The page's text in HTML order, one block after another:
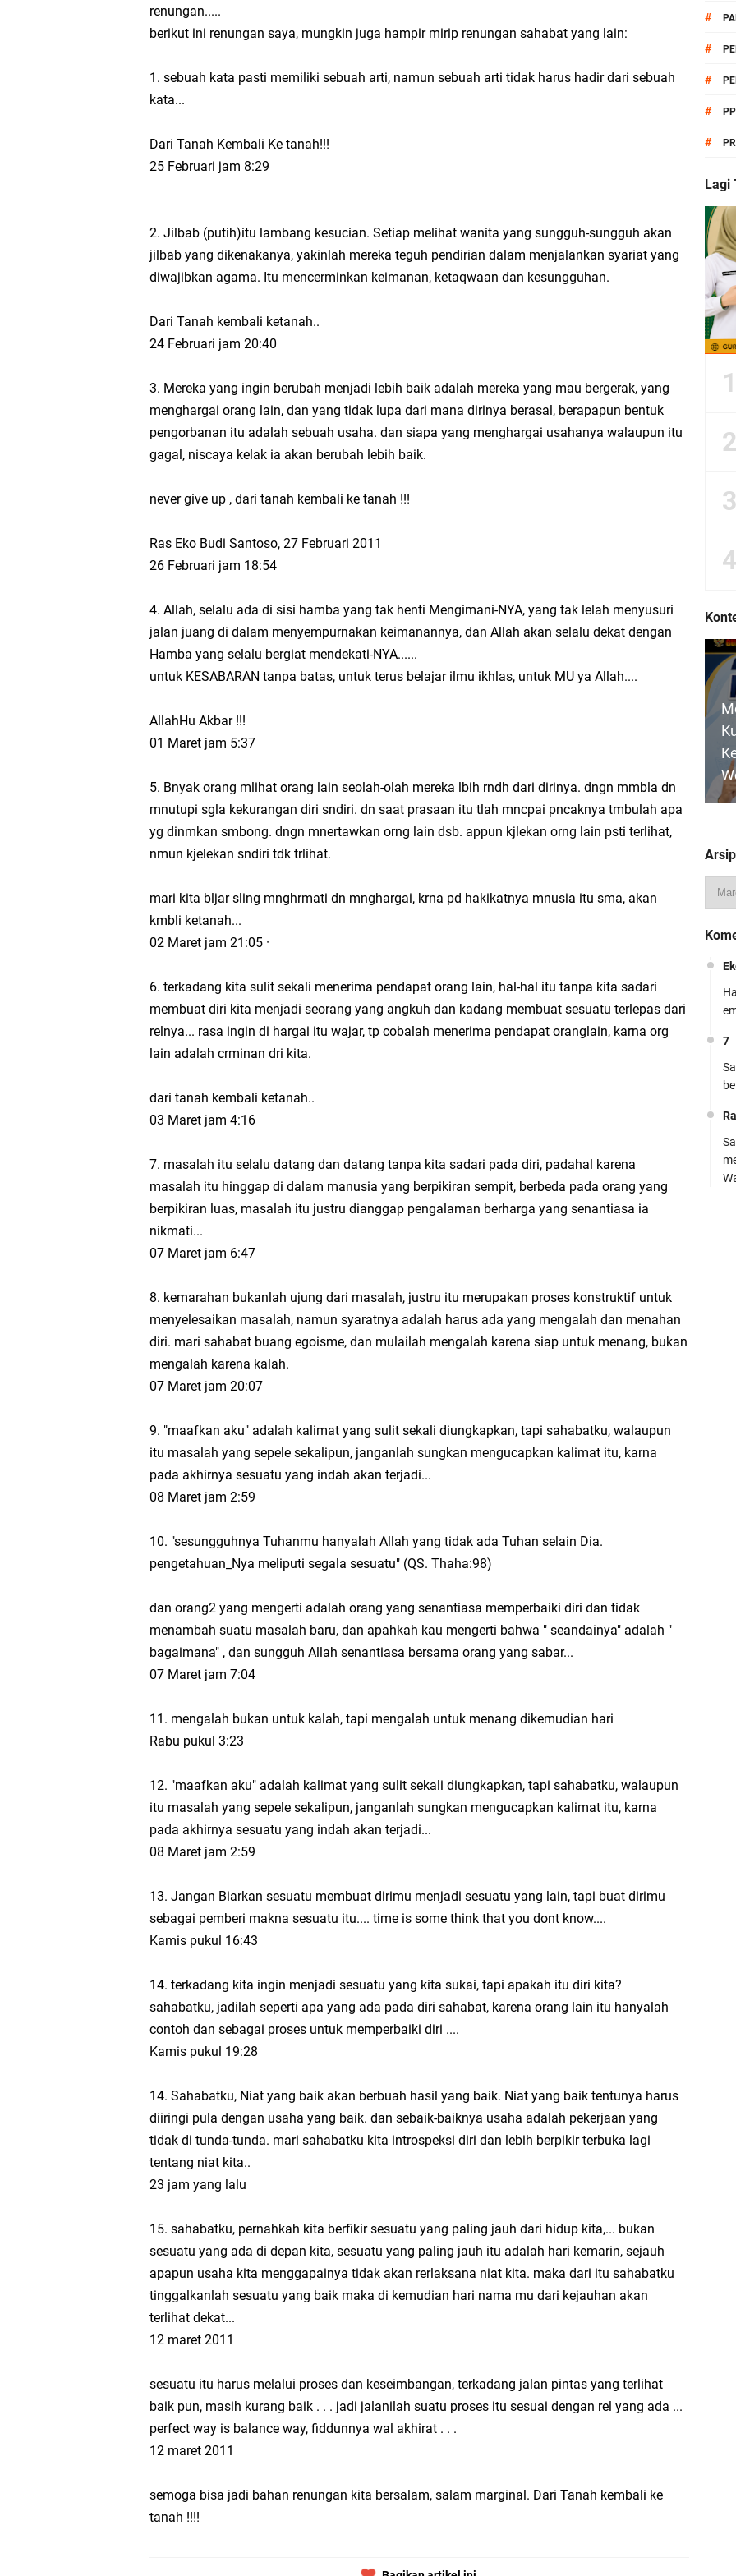
Modul Kokurikuler Kurikulum Berbasis Cinta (KBC) MTs Lengkap Kelas 7, 8, dan 9 | Siap Pakai Tahun
MTsN 2 Lampung Utara Mulai Seleksi PMB Jalur Prestasi TP 2026/2027
Plt Kasi Penmad dan Kepala Madrasah Lepas Keberangkatan Delegasi MTs 2 Lampung Utara
Nasional KoSSMI 2026
Tugas Materi Tantangan dan Upaya Pemenuhan Hak dan Kewajiban Warga Negara
Berantas Ekstremisme Demi Hak Aman Warga Negara
Hak dan Kewajiban Warga Negara dalam UUD NRI Tahun 1945
Hak dan Kewajiban Warga Negara dalam UUD NRI 1945
Demokrasi, Pemenuhan Hak, dan Ketidakadilan: Suara Pelajar untuk Negeri
Modul Ajar SKI MTs Kelas 7 Kurikulum Berbasis Cinta (KBC) Lengkap Siap Pakai
renungan.....
berikut ini renungan saya, mungkin juga hampir mirip renungan sahabat yang lain:
1. sebuah kata pasti memiliki sebuah arti, namun sebuah arti tidak harus hadir dari sebuah
kata...
Dari Tanah Kembali Ke tanah!!!
25 Februari jam 8:29
2. Jilbab (putih)itu lambang kesucian. Setiap melihat wanita yang sungguh-sungguh akan
jilbab yang dikenakanya, yakinlah mereka teguh pendirian dalam menjalankan syariat yang
diwajibkan agama. Itu mencerminkan keimanan, ketaqwaan dan kesungguhan.
Dari Tanah kembali ketanah..
24 Februari jam 20:40
3. Mereka yang ingin berubah menjadi lebih baik adalah mereka yang mau bergerak, yang
menghargai orang lain, dan yang tidak lupa dari mana dirinya berasal, berapapun bentuk
pengorbanan itu adalah sebuah usaha. dan siapa yang menghargai usahanya walaupun itu
gagal, niscaya kelak ia akan berubah lebih baik.
never give up , dari tanah kembali ke tanah !!!
Ras Eko Budi Santoso, 27 Februari 2011
26 Februari jam 18:54
4. Allah, selalu ada di sisi hamba yang tak henti Mengimani-NYA, yang tak lelah menyusuri
jalan juang di dalam menyempurnakan keimanannya, dan Allah akan selalu dekat dengan
Hamba yang selalu bergiat mendekati-NYA......
untuk KESABARAN tanpa batas, untuk terus belajar ilmu ikhlas, untuk MU ya Allah....
AllahHu Akbar !!!
01 Maret jam 5:37
5. Bnyak orang mlihat orang lain seolah-olah mereka lbih rndh dari dirinya. dngn mmbla dn
mnutupi sgla kekurangan diri sndiri. dn saat prasaan itu tlah mncpai pncaknya tmbulah apa
yg dinmkan smbong. dngn mnertawkan orng lain dsb. appun kjlekan orng lain psti terlihat,
nmun kjelekan sndiri tdk trlihat.
mari kita bljar sling mnghrmati dn mnghargai, krna pd hakikatnya mnusia itu sma, akan
kmbli ketanah...
02 Maret jam 21:05 ·
6. terkadang kita sulit sekali menerima pendapat orang lain, hal-hal itu tanpa kita sadari
membuat diri kita menjadi seorang yang angkuh dan kadang membuat sesuatu terlepas dari
relnya... rasa ingin di hargai itu wajar, tp cobalah menerima pendapat oranglain, karna org
lain adalah crminan dri kita.
dari tanah kembali ketanah..
03 Maret jam 4:16
7. masalah itu selalu datang dan datang tanpa kita sadari pada diri, padahal karena
masalah itu hinggap di dalam manusia yang berpikiran sempit, berbeda pada orang yang
berpikiran luas, masalah itu justru dianggap pengalaman berharga yang senantiasa ia
nikmati...
07 Maret jam 6:47
8. kemarahan bukanlah ujung dari masalah, justru itu merupakan proses konstruktif untuk
menyelesaikan masalah, namun syaratnya adalah harus ada yang mengalah dan menahan
diri. mari sahabat buang egoisme, dan mulailah mengalah karena siap untuk menang, bukan
mengalah karena kalah.
07 Maret jam 20:07
9. "maafkan aku" adalah kalimat yang sulit sekali diungkapkan, tapi sahabatku, walaupun
itu masalah yang sepele sekalipun, janganlah sungkan mengucapkan kalimat itu, karna
pada akhirnya sesuatu yang indah akan terjadi...
08 Maret jam 2:59
10. ‎"sesungguhnya Tuhanmu hanyalah Allah yang tidak ada Tuhan selain Dia.
pengetahuan_Nya meliputi segala sesuatu" (QS. Thaha:98)
dan orang2 yang mengerti adalah orang yang senantiasa memperbaiki diri dan tidak
menambah suatu masalah baru, dan apahkah kau mengerti bahwa " seandainya" adalah "
bagaimana" , dan sungguh Allah senantiasa bersama orang yang sabar...
07 Maret jam 7:04
11. mengalah bukan untuk kalah, tapi mengalah untuk menang dikemudian hari
Rabu pukul 3:23
12. "maafkan aku" adalah kalimat yang sulit sekali diungkapkan, tapi sahabatku, walaupun
itu masalah yang sepele sekalipun, janganlah sungkan mengucapkan kalimat itu, karna
pada akhirnya sesuatu yang indah akan terjadi...
08 Maret jam 2:59
13. Jangan Biarkan sesuatu membuat dirimu menjadi sesuatu yang lain, tapi buat dirimu
sebagai pemberi makna sesuatu itu.... time is some think that you dont know....
Kamis pukul 16:43
14. terkadang kita ingin menjadi sesuatu yang kita sukai, tapi apakah itu diri kita?
sahabatku, jadilah seperti apa yang ada pada diri sahabat, karena orang lain itu hanyalah
contoh dan sebagai proses untuk memperbaiki diri ....
Kamis pukul 19:28
14. Sahabatku, Niat yang baik akan berbuah hasil yang baik. Niat yang baik tentunya harus
diiringi pula dengan usaha yang baik. dan sebaik-baiknya usaha adalah pekerjaan yang
tidak di tunda-tunda. mari sahabatku kita introspeksi diri dan lebih berpikir terbuka lagi
tentang niat kita..
23 jam yang lalu
15. sahabatku, pernahkah kita berfikir sesuatu yang paling jauh dari hidup kita,... bukan
sesuatu yang ada di depan kita, sesuatu yang paling jauh itu adalah hari kemarin, sejauh
apapun usaha kita menggapainya tidak akan rerlaksana niat kita. maka dari itu sahabatku
tinggalkanlah sesuatu yang baik maka di kemudian hari nama mu dari kejauhan akan
terlihat dekat...
12 maret 2011
sesuatu itu harus melalui proses dan keseimbangan, terkadang jalan pintas yang terlihat
baik pun, masih kurang baik . . . jadi jalanilah suatu proses itu sesuai dengan rel yang ada ...
perfect way is balance way, fiddunnya wal akhirat . . .
12 maret 2011
semoga bisa jadi bahan renungan kita bersalam, salam marginal. Dari Tanah kembali ke
tanah !!!!
#
#
#
#
#
Lagi
7